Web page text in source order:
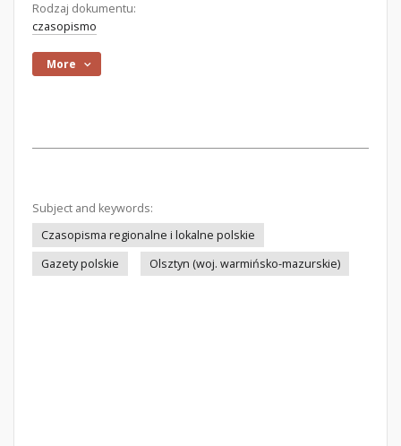
Rodzaj dokumentu:
czasopismo
More
Subject and keywords:
Czasopisma regionalne i lokalne polskie
Gazety polskie
Olsztyn (woj. warmińsko-mazurskie)